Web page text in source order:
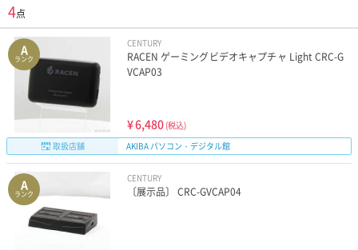
4点
A
ランク
CENTURY
RACEN ゲーミングビデオキャプチャ Light CRC-G
VCAP03
¥6,480 (税込)
取扱店舗
AKIBA パソコン・デジタル館
A
ランク
CENTURY
〔展示品〕 CRC-GVCAP04